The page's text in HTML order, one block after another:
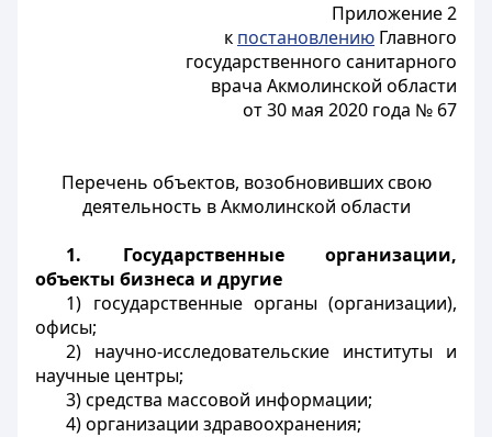
Приложение 2
к постановлению Главного
государственного санитарного
врача Акмолинской области
от 30 мая 2020 года № 67
Перечень объектов, возобновивших свою
деятельность в Акмолинской области
1. Государственные организации,
объекты бизнеса и другие
1) государственные органы (организации),
офисы;
2) научно-исследовательские институты и
научные центры;
3) средства массовой информации;
4) организации здравоохранения;